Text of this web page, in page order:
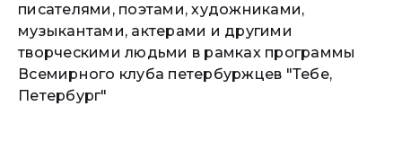
писателями, поэтами, художниками,
музыкантами, актерами и другими
творческими людьми в рамках программы
Всемирного клуба петербуржцев "Тебе,
Петербург"